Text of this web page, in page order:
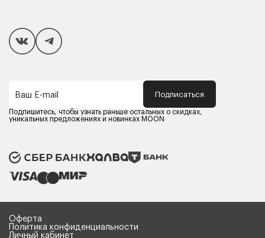
Покупателям
Способы оплаты
Компания MOON
Оферта
Политика конфиденциальности
Карьера в MOON
Ваш E-mail Подписаться
Подпишитесь, чтобы узнать раньше остальных о скидках,
уникальных предложениях и новинках MOON
Оферта
Политика конфиденциальности
Личный кабинет